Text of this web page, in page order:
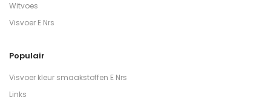
Witvoes
Visvoer E Nrs
Populair
Visvoer kleur smaakstoffen E Nrs
Links